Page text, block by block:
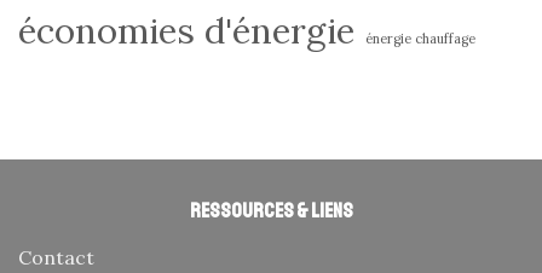
économies d'énergie énergie chauffage
Ressources & liens
Contact